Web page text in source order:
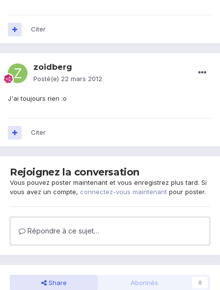
Citer
zoidberg
Posté(e) 22 mars 2012
J'ai toujours rien :o
Citer
Rejoignez la conversation
Vous pouvez poster maintenant et vous enregistrez plus tard. Si
vous avez un compte, connectez-vous maintenant pour poster.
Répondre à ce sujet…
Share Abonnés 0